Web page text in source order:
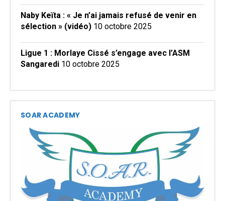
Naby Keïta : « Je n’ai jamais refusé de venir en
sélection » (vidéo) 10 octobre 2025
Ligue 1 : Morlaye Cissé s’engage avec l’ASM
Sangaredi 10 octobre 2025
SOAR ACADEMY